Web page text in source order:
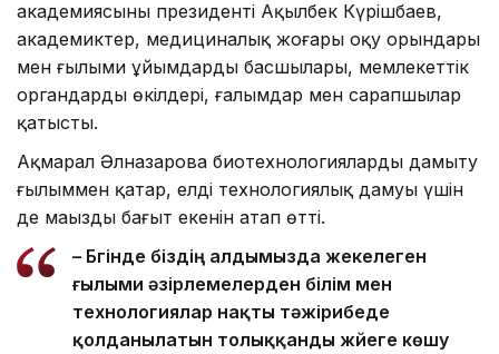
академиясының президенті Ақылбек Күрішбаев,
академиктер, медициналық жоғары оқу орындары
мен ғылыми ұйымдардың басшылары, мемлекеттік
органдардың өкілдері, ғалымдар мен сарапшылар
қатысты.
Ақмарал Әлназарова биотехнологияларды дамыту
ғылыммен қатар, елдің технологиялық дамуы үшін
де маңызды бағыт екенін атап өтті.
– Бүгінде біздің алдымызда жекелеген
ғылыми әзірлемелерден білім мен
технологиялар нақты тәжірибеде
қолданылатын толыққанды жүйеге көшу